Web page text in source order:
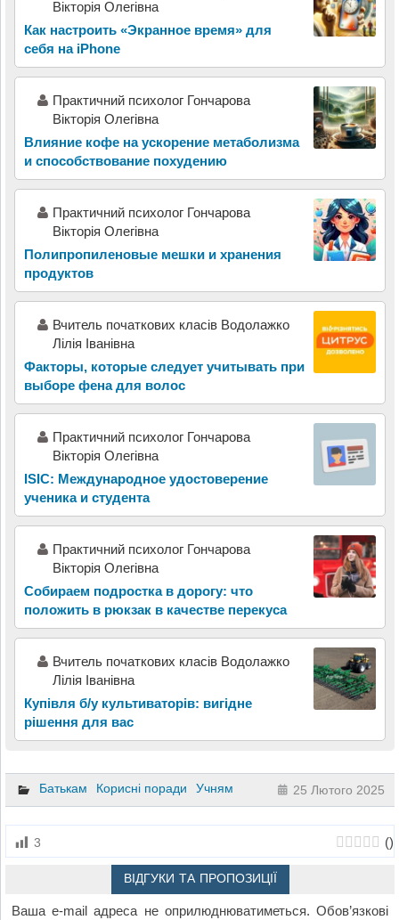
Вікторія Олегівна
Как настроить «Экранное время» для
себя на iPhone
Практичний психолог Гончарова
Вікторія Олегівна
Влияние кофе на ускорение метаболизма
и способствование похудению
Практичний психолог Гончарова
Вікторія Олегівна
Полипропиленовые мешки и хранения
продуктов
Вчитель початкових класів Водолажко
Лілія Іванівна
Факторы, которые следует учитывать при
выборе фена для волос
Практичний психолог Гончарова
Вікторія Олегівна
ISIC: Международное удостоверение
ученика и студента
Практичний психолог Гончарова
Вікторія Олегівна
Собираем подростка в дорогу: что
положить в рюкзак в качестве перекуса
Вчитель початкових класів Водолажко
Лілія Іванівна
Купівля б/у культиваторів: вигідне
рішення для вас
Батькам Корисні поради Учням 25 Лютого 2025
3 ()
ВІДГУКИ ТА ПРОПОЗИЦІЇ
Ваша e-mail адреса не оприлюднюватиметься. Обов’язкові